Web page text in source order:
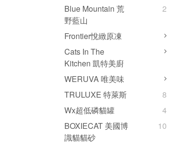
Blue Mountain 荒
野藍山
2
Frontier悅緻原凍
Cats In The
Kitchen 凱特美廚
WERUVA 唯美味
TRULUXE 特萊斯
8
Wx超低磷貓罐
4
BOXIECAT 美國博
識貓貓砂
10